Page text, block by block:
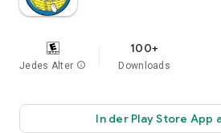
Jedes Alter info
100+
Downloads
In der Play Store App